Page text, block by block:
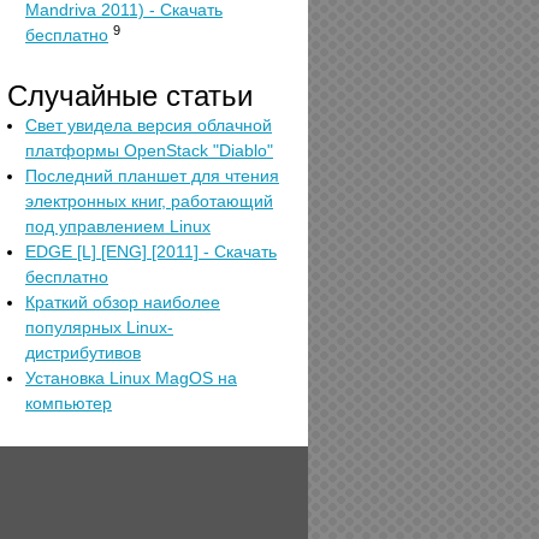
Mandriva 2011) - Скачать
бесплатно 9
Случайные статьи
Свет увидела версия облачной
платформы OpenStack "Diablo"
Последний планшет для чтения
электронных книг, работающий
под управлением Linux
EDGE [L] [ENG] [2011] - Скачать
бесплатно
Краткий обзор наиболее
популярных Linux-
дистрибутивов
Установка Linux MagOS на
компьютер